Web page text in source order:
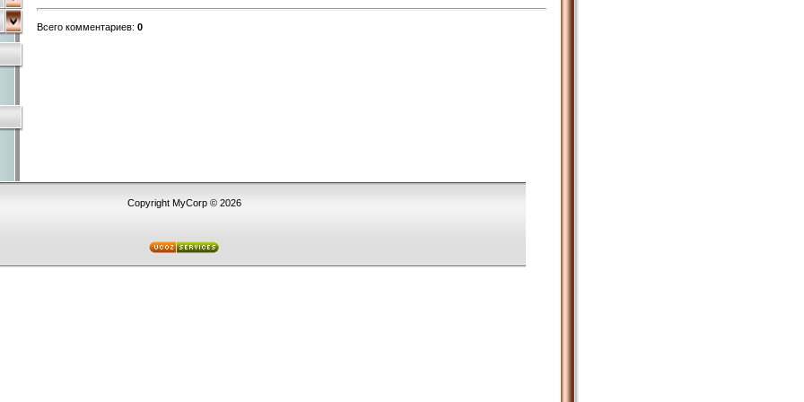
Всего комментариев: 0
Copyright MyCorp © 2026